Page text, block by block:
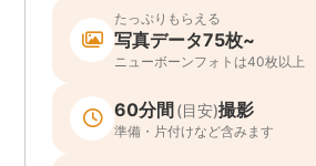
たっぷりもらえる
写真データ75枚~
ニューボーンフォトは40枚以上
60分間 (目安)撮影
準備・片付けなど含みます